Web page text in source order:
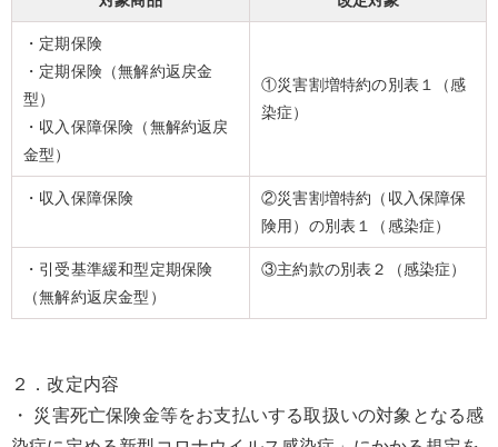
・定期保険
・定期保険（無解約返戻金
型）
・収入保障保険（無解約返戻
金型）
①災害割増特約の別表１（感
染症）
・収入保障保険
②災害割増特約（収入保障保
険用）の別表１（感染症）
・引受基準緩和型定期保険
（無解約返戻金型）
③主約款の別表２（感染症）
２．改定内容
・ 災害死亡保険金等をお支払いする取扱いの対象となる感